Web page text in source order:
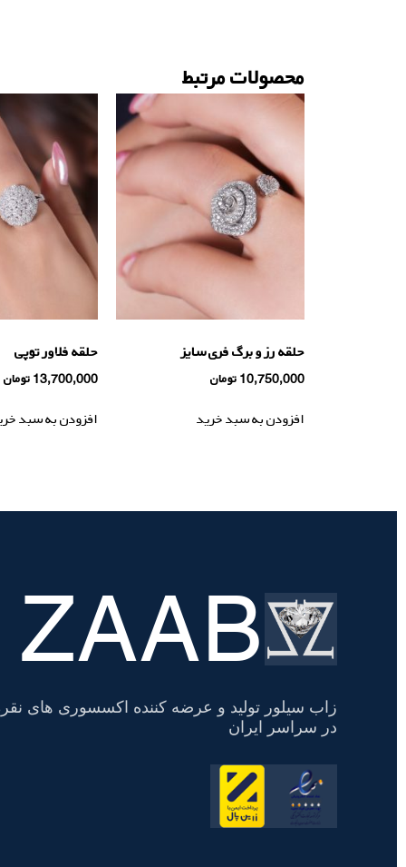
محصولات مرتبط
حلقه رز و برگ فری سایز
10,750,000 تومان
افزودن به سبد خرید
حلقه فلاور توپی
13,700,000 تومان
افزودن به سبد
تسویه
حساب ZAAB
زاب سیلور تولید و عرضه کننده اکسسوری های
در سراسر ایران